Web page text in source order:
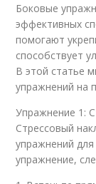
Боковые
эффективных
помогают
способствует
В этой статье
упражнений на
Упражнение 1:
Стрессовый
упражнений
упражнение,